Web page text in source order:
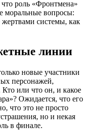
роль «Фронтмена»
моральные вопросы:
системы, как
линии
новые участники
персонажей,
Кто или что он, и какое
Ожидается, что его
что это не просто
но и некая
в финале.